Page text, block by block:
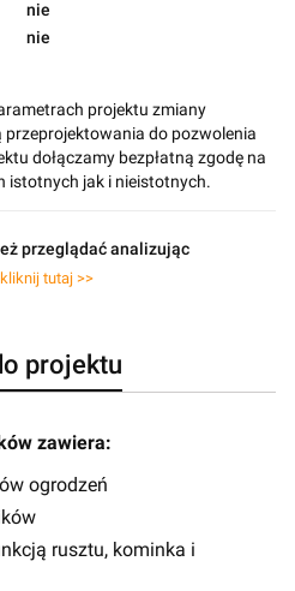
nie
nie
projektu zmiany
do pozwolenia
dołączamy bezpłatną zgodę na
istotnych jak i nieistotnych.
przeglądać analizując
kliknij tutaj >>
projektu
zawiera:
ogrodzeń
rusztu, kominka i